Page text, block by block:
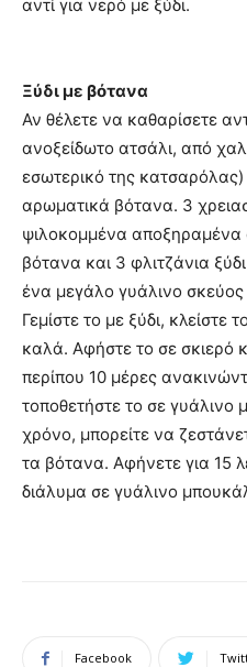
αντί για νερό με ξύδι.
Ξύδι με βότανα
Αν θέλετε να καθαρίσετε
ανοξείδωτο ατσάλι, από
εσωτερικό της κατσαρόλας)
αρωματικά βότανα. 3
ψιλοκομμένα
βότανα και 3 φλιτζάνια
ένα μεγάλο γυάλινο σκεύος
Γεμίστε το με ξύδι, κλείστε
καλά. Αφήστε το σε σκιερό
περίπου 10 μέρες
τοποθετήστε το σε γυάλινο
χρόνο, μπορείτε να
τα βότανα. Αφήνετε για 15
διάλυμα σε γυάλινο
Facebook